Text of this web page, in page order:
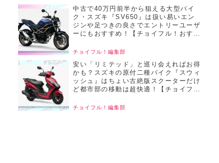
中古で40万円前半から狙える大型バイ
ク・スズキ『SV650』は扱い易いエン
ジンや足つきの良さでエントリーユーザ
ーにもおすすめ！【チョイフル！おすす
版】
チョイフル！編集部
安い「リミテッド」と巡り会えればお得
かも？スズキの原付二種バイク『スウィ
ッシュ』はちょい古絶版スクーターだけ
ど都市部の移動は超快適！【チョイフ
2025年6月版】
チョイフル！編集部